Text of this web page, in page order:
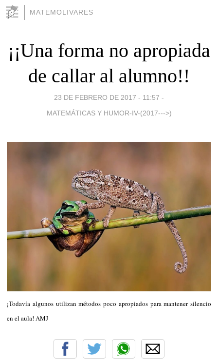
MATEMOLIVARES
¡¡Una forma no apropiada
de callar al alumno!!
23 DE FEBRERO DE 2017 - 11:57 -
MATEMÁTICAS Y HUMOR-IV-(2017--->)
¡Todavía algunos utilizan métodos poco apropiados para mantener silencio
en el aula! AMJ